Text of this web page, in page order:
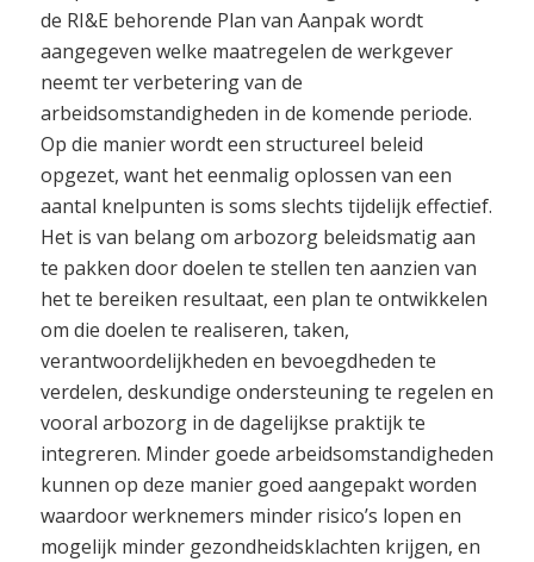
de RI&E behorende Plan van Aanpak wordt
aangegeven welke maatregelen de werkgever
neemt ter verbetering van de
arbeidsomstandigheden in de komende periode.
Op die manier wordt een structureel beleid
opgezet, want het eenmalig oplossen van een
aantal knelpunten is soms slechts tijdelijk effectief.
Het is van belang om arbozorg beleidsmatig aan
te pakken door doelen te stellen ten aanzien van
het te bereiken resultaat, een plan te ontwikkelen
om die doelen te realiseren, taken,
verantwoordelijkheden en bevoegdheden te
verdelen, deskundige ondersteuning te regelen en
vooral arbozorg in de dagelijkse praktijk te
integreren. Minder goede arbeidsomstandigheden
kunnen op deze manier goed aangepakt worden
waardoor werknemers minder risico’s lopen en
mogelijk minder gezondheidsklachten krijgen, en